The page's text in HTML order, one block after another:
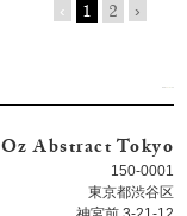
‹ 1 2 ›
Oz Abstract Tokyo
150-0001
東京都渋谷区